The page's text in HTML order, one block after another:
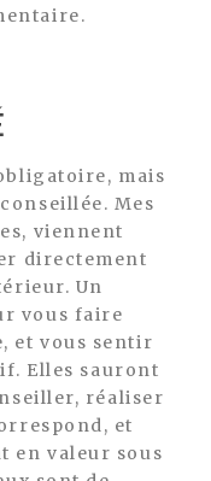
mais
Mes
viennent
directement
Un
vous faire
et vous sentir
Elles sauront
réaliser
et
en valeur sous